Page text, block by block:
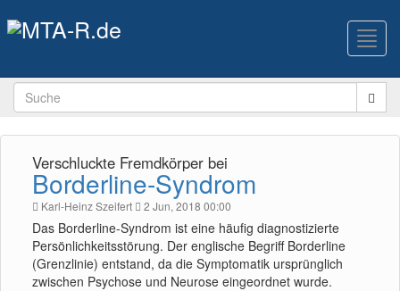
Verschluckte Fremdkörper bei
Borderline-Syndrom
Karl-Heinz Szeifert 2 Jun, 2018 00:00
Das Borderline-Syndrom ist eine häufig diagnostizierte
Persönlichkeitsstörung. Der englische Begriff Borderline
(Grenzlinie) entstand, da die Symptomatik ursprünglich
zwischen Psychose und Neurose eingeordnet wurde.